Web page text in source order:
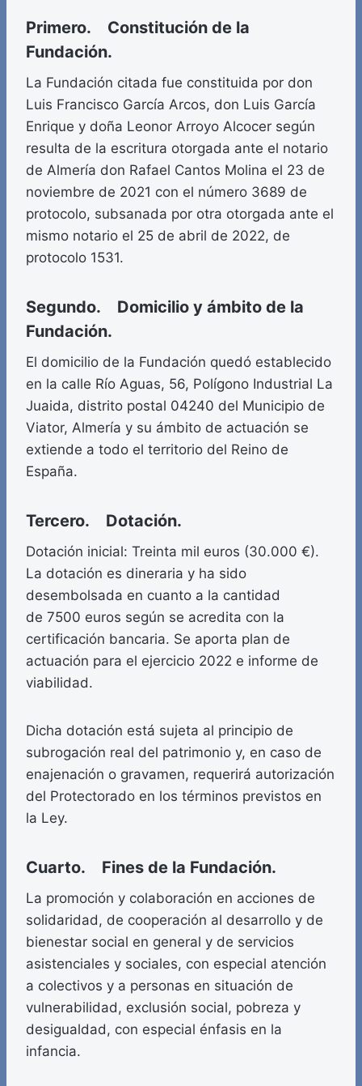
Primero. Constitución de la
Fundación.
La Fundación citada fue constituida por don
Luis Francisco García Arcos, don Luis García
Enrique y doña Leonor Arroyo Alcocer según
resulta de la escritura otorgada ante el notario
de Almería don Rafael Cantos Molina el 23 de
noviembre de 2021 con el número 3689 de
protocolo, subsanada por otra otorgada ante el
mismo notario el 25 de abril de 2022, de
protocolo 1531.
Segundo. Domicilio y ámbito de la
Fundación.
El domicilio de la Fundación quedó establecido
en la calle Río Aguas, 56, Polígono Industrial La
Juaida, distrito postal 04240 del Municipio de
Viator, Almería y su ámbito de actuación se
extiende a todo el territorio del Reino de
España.
Tercero. Dotación.
Dotación inicial: Treinta mil euros (30.000 €).
La dotación es dineraria y ha sido
desembolsada en cuanto a la cantidad
de 7500 euros según se acredita con la
certificación bancaria. Se aporta plan de
actuación para el ejercicio 2022 e informe de
viabilidad.
Dicha dotación está sujeta al principio de
subrogación real del patrimonio y, en caso de
enajenación o gravamen, requerirá autorización
del Protectorado en los términos previstos en
la Ley.
Cuarto. Fines de la Fundación.
La promoción y colaboración en acciones de
solidaridad, de cooperación al desarrollo y de
bienestar social en general y de servicios
asistenciales y sociales, con especial atención
a colectivos y a personas en situación de
vulnerabilidad, exclusión social, pobreza y
desigualdad, con especial énfasis en la
infancia.